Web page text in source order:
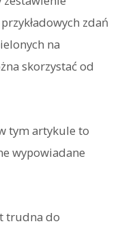
zdań
na
skorzystać od
tym artykule to
wypowiadane
trudna do